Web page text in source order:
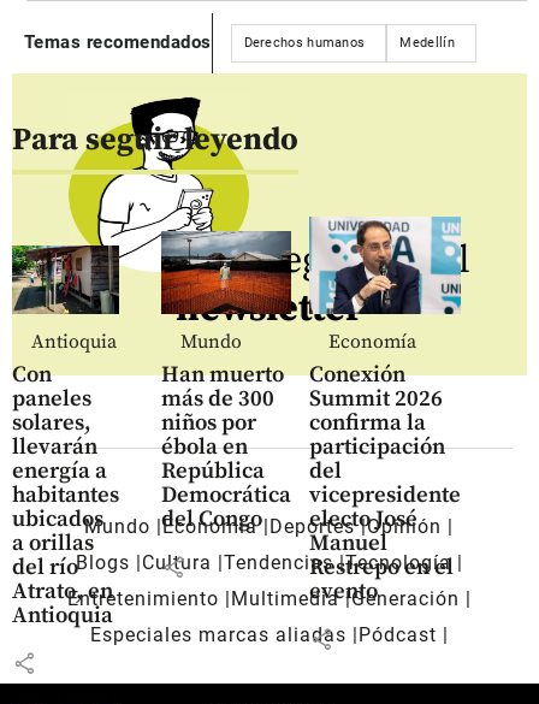
Temas recomendados Derechos humanos Medellín
Para seguir leyendo
Antioquia
Con
paneles
solares,
llevarán
energía a
habitantes
ubicados
a orillas
del río
Atrato, en
Antioquia
share
Mundo
Han muerto
más de 300
niños por
ébola en
República
Democrática
del Congo
share
Economía
Conexión
Summit 2026
confirma la
participación
del
vicepresidente
electo José
Manuel
Restrepo en el
evento
share
Regístrate al
newsletter
Mundo Economía Deportes Opinión
Blogs
Cultura Tendencias Tecnología
Entretenimiento
Multimedia Generación
Especiales marcas aliadas
Pódcast